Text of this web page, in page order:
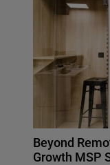
Beyond
Growth MSP